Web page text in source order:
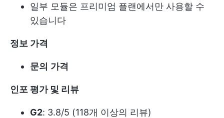
일부 모듈은 프리미엄 플랜에서만 사용할 수
있습니다
정보 가격
문의 가격
인포평가 및 리뷰
G2: 3.8/5 (118개 이상의 리뷰)